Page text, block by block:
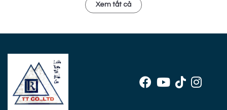
Xem tất cả